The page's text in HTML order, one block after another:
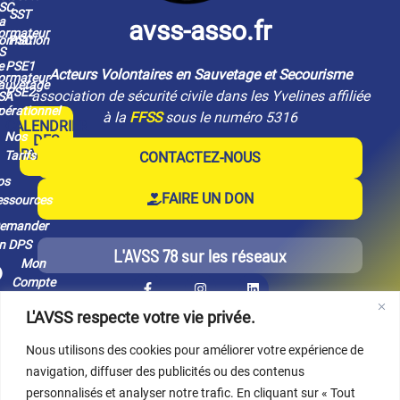
L'AVSS respecte votre vie privée.
Nous utilisons des cookies pour améliorer votre expérience de
navigation, diffuser des publicités ou des contenus
personnalisés et analyser notre trafic. En cliquant sur « Tout
SST
PSC
PSE1
PSE2
CALENDRIER
DES
FORMATIONS
Nos
Tarifs
DPS
Mon
Compte
avss-asso.fr
Acteurs Volontaires en Sauvetage et Secourisme
association de sécurité civile dans les Yvelines affiliée
à la FFSSsous le numéro 5316
CONTACTEZ-NOUS
FAIRE UN DON
L'AVSS 78 sur les réseaux